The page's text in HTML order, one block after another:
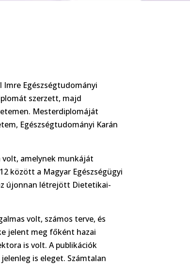
Imre Egészségtudományi
szerzett, majd
Mesterdiplomáját
Egészségtudományi Karán
volt, amelynek munkáját
között a Magyar Egészségügyi
újonnan létrejött Dietetikai-
volt, számos terve, és
jelent meg főként hazai
is volt. A publikációk
is eleget. Számtalan